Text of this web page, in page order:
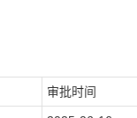
审批时间